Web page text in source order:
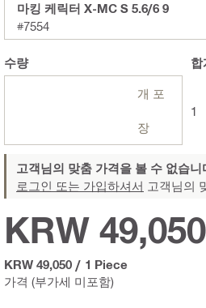
마킹 케릭터 X-MC S 5.6/6 9
#7554
수량
개 포
장
합
1
고객님의 맞춤 가격을 볼 수 없습니
로그인 또는 가입하셔서 고객님의
가격 (부가세 미포함)
KRW 49,050
KRW 49,050 / 1 Piece